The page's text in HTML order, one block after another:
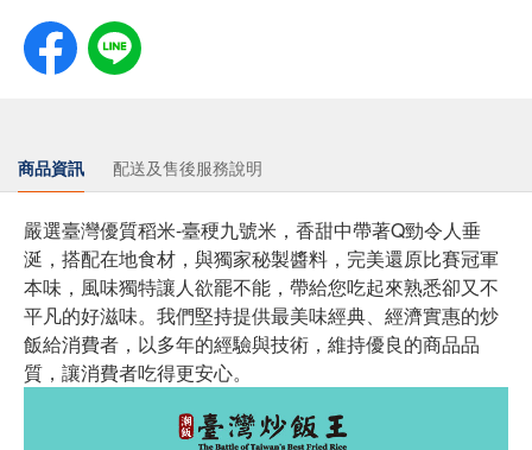
商品資訊 配送及售後服務說明
嚴選臺灣優質稻米-臺稉九號米，香甜中帶著Q勁令人垂
涎，搭配在地食材，與獨家秘製醬料，完美還原比賽冠軍
本味，風味獨特讓人欲罷不能，帶給您吃起來熟悉卻又不
平凡的好滋味。我們堅持提供最美味經典、經濟實惠的炒
飯給消費者，以多年的經驗與技術，維持優良的商品品
質，讓消費者吃得更安心。